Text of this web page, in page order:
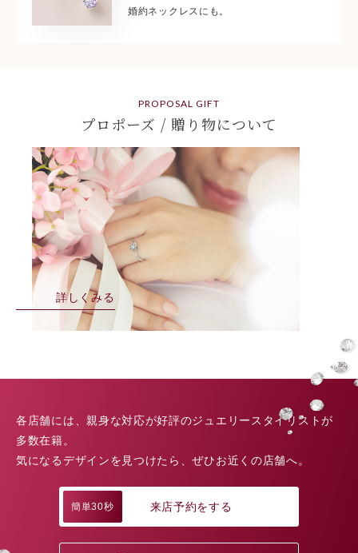
婚約ネックレスにも。
PROPOSAL GIFT
プロポーズ / 贈り物について
詳しくみる
各店舗には、親身な対応が好評のジュエリースタイリストが
多数在籍。
気になるデザインを見つけたら、ぜひお近くの店舗へ。
簡単30秒 来店予約をする